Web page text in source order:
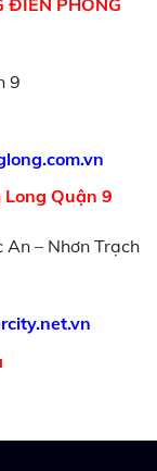
ĐIỀN PHONG
9
Quận 9
– Nhơn Trạch